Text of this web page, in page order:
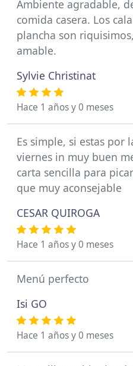
Ambiente agradable,
comida casera. Los
plancha son
amable.
Sylvie Christinat
Hace 1 años y 0 meses
Es simple, si estas por
viernes in muy buen
carta sencilla para
que muy aconsejable
CESAR QUIROGA
Hace 1 años y 0 meses
Menú perfecto
Isi GO
Hace 1 años y 0 meses